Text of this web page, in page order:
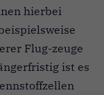
hierbei
Flug-zeuge
ist es